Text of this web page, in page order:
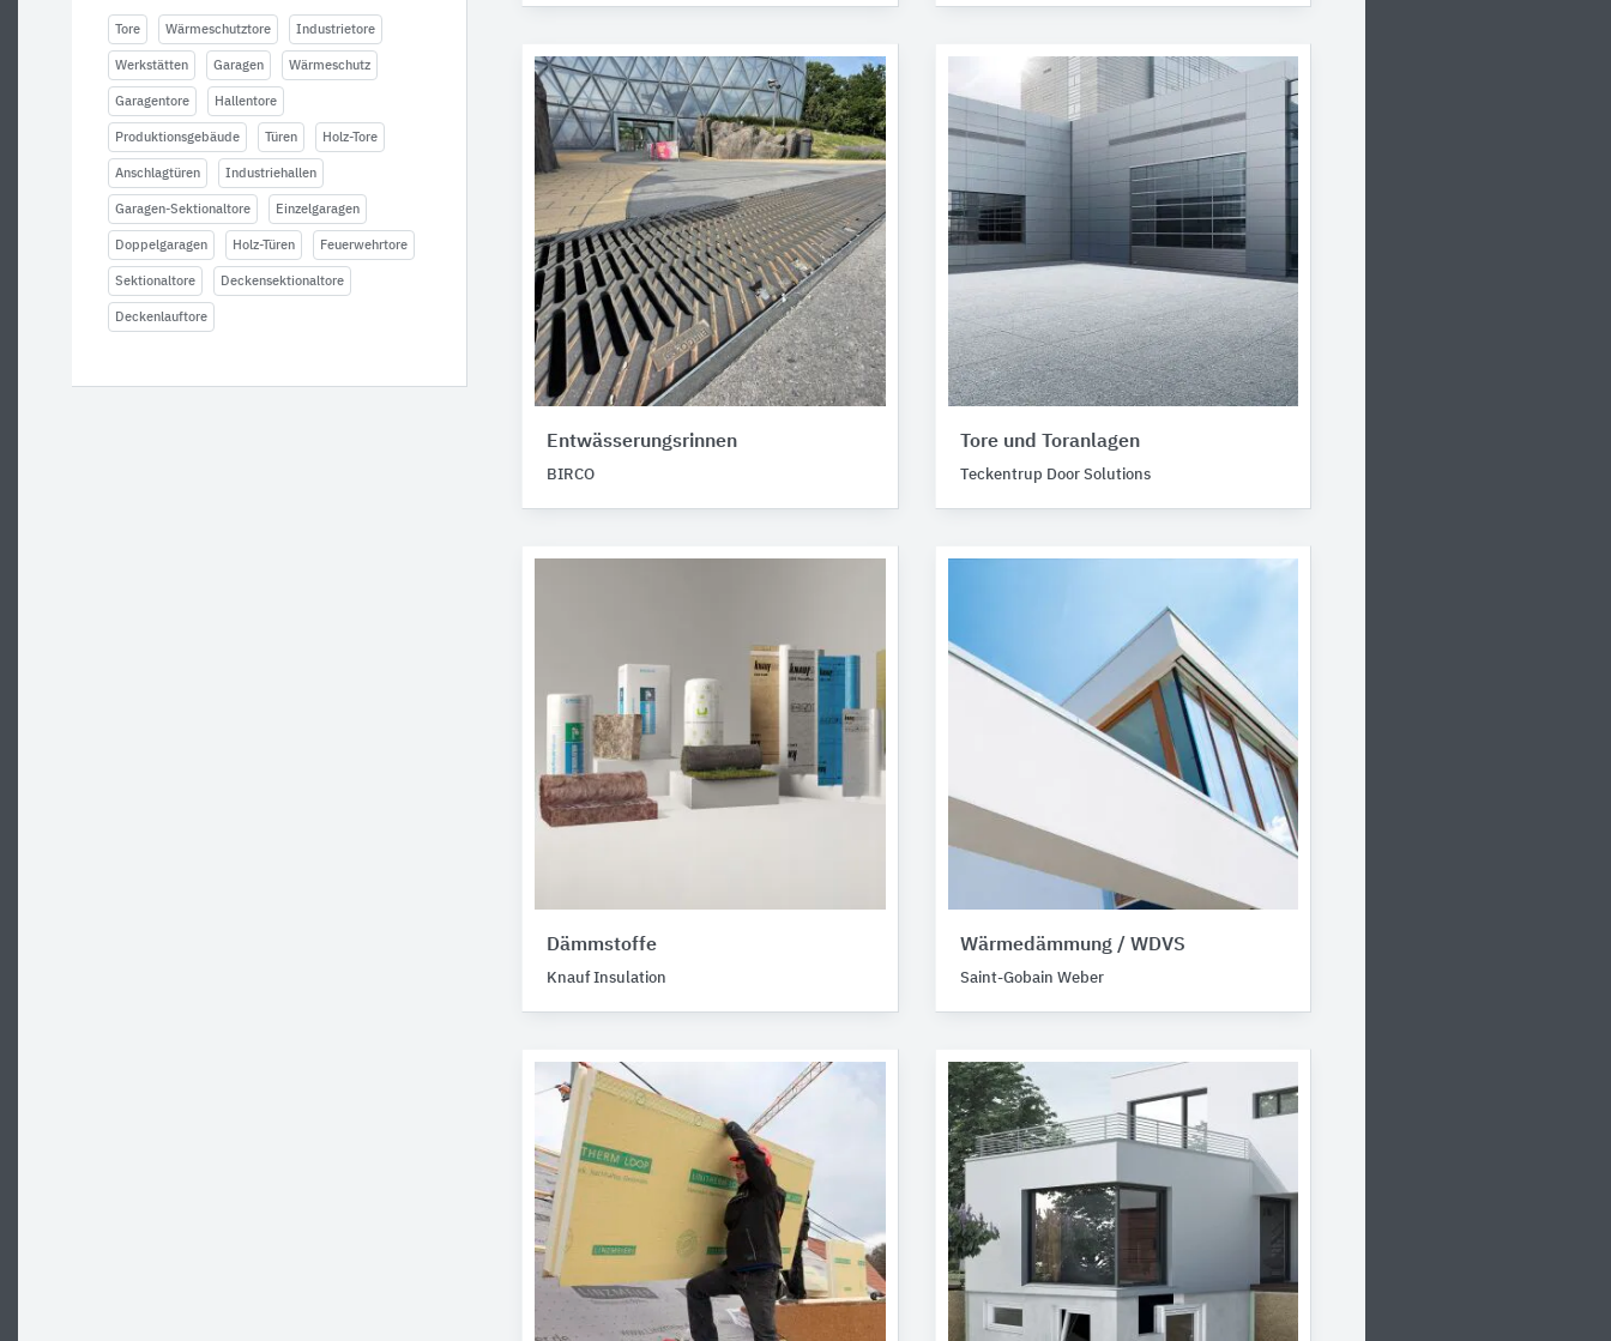
Tore Wärmeschutztore Industrietore
Werkstätten Garagen Wärmeschutz
Garagentore Hallentore
Produktionsgebäude Türen Holz-Tore
Anschlagtüren Industriehallen
Garagen-Sektionaltore Einzelgaragen
Doppelgaragen Holz-Türen Feuerwehrtore
Sektionaltore Deckensektionaltore
Deckenlauftore
Entwässerungsrinnen
BIRCO
Tore und Toranlagen
Teckentrup Door Solutions
Dämmstoffe
Knauf Insulation
Wärmedämmung / WDVS
Saint-Gobain Weber